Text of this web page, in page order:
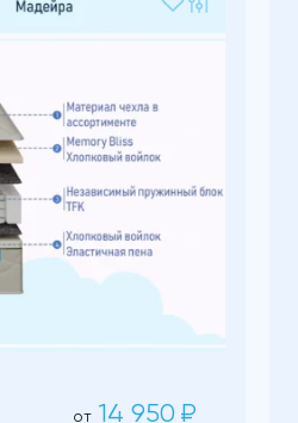
от 14 950 ₽